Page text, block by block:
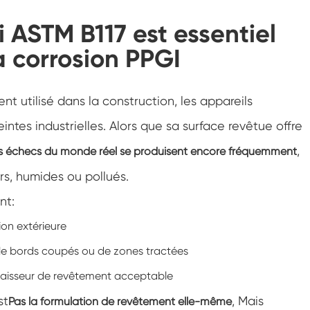
Chambre froide chaude d'essai de
température
LV124 Choc de K-12 température et
équipement de test d'eau d'éclaboussure
Explosion preuve batterie thermique
Machine de vibration de température
Four industriel pour batteries
B117 est essentiel
PPGI
utilisé dans la construction, les appareils
industrielles. Alors que sa surface revêtue offre
échecs du monde réel se produisent encore fréquemment,
humides ou pollués.
extérieure
bords coupés ou de zones tractées
de revêtement acceptable
Pas la formulation de revêtement elle-même, Mais